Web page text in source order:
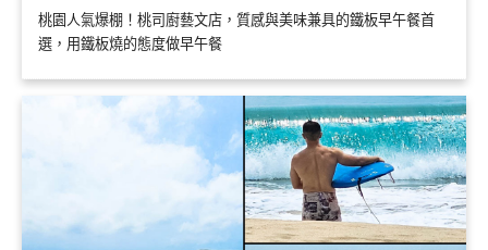
桃園人氣爆棚！桃司廚藝文店，質感與美味兼具的鐵板早午餐首
選，用鐵板燒的態度做早午餐